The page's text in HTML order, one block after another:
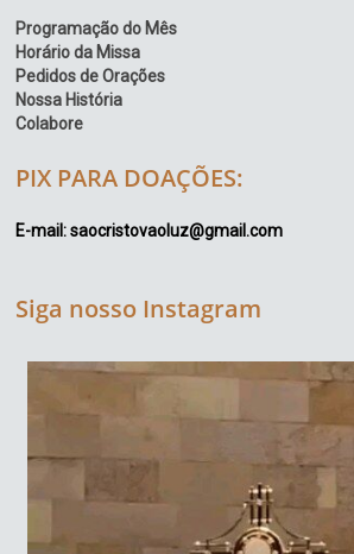
Programação do Mês
Horário da Missa
Pedidos de Orações
Nossa História
Colabore
PIX PARA DOAÇÕES:
E-mail: saocristovaoluz@gmail.com
Siga nosso Instagram